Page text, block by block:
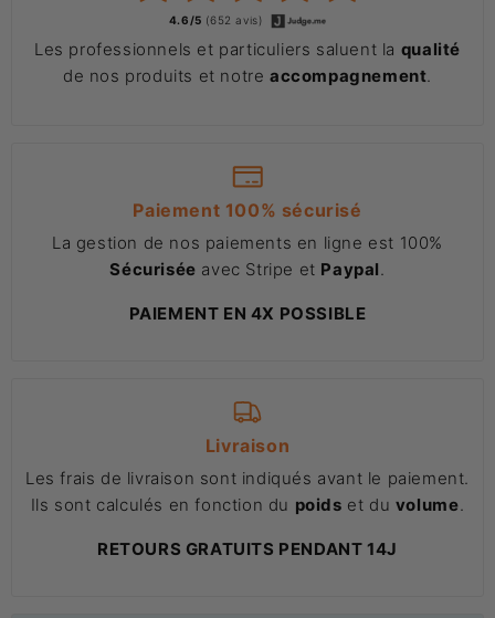
4.6/5 (652 avis)
Les professionnels et particuliers saluent la qualité
de nos produits et notre accompagnement.
Paiement 100% sécurisé
La gestion de nos paiements en ligne est 100%
Sécurisée avec Stripe et Paypal.
PAIEMENT EN 4X POSSIBLE
Livraison
Les frais de livraison sont indiqués avant le paiement.
Ils sont calculés en fonction du poids et du volume.
RETOURS GRATUITS PENDANT 14J